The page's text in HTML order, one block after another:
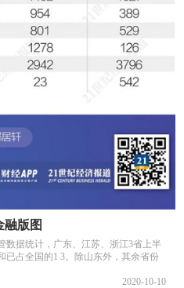
融版图
数据统计，广东、江苏、浙江3省上半
已占全国的1 3。除山东外，其余省份
2020-10-10